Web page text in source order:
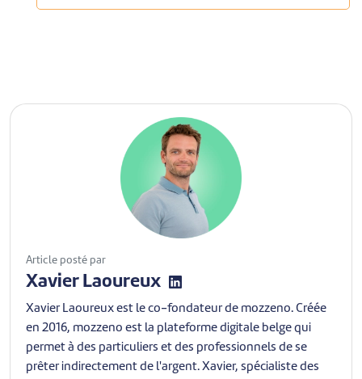
Article posté par
Xavier Laoureux
Xavier Laoureux est le co-fondateur de mozzeno. Créée
en 2016, mozzeno est la plateforme digitale belge qui
permet à des particuliers et des professionnels de se
prêter indirectement de l'argent. Xavier, spécialiste des